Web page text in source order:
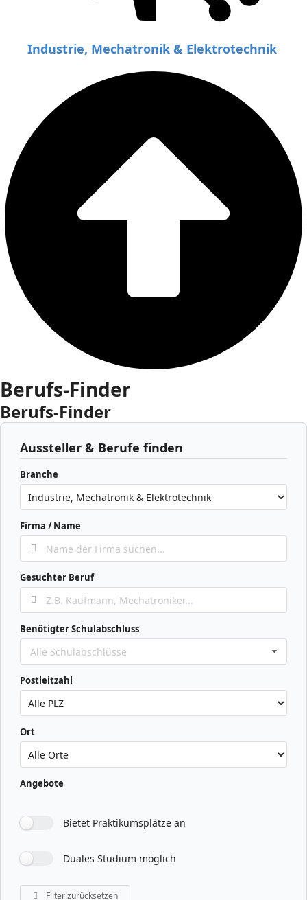
Industrie, Mechatronik & Elektrotechnik
Berufs-Finder
Berufs-Finder
Aussteller & Berufe finden
Branche
Firma / Name
Gesuchter Beruf
Benötigter Schulabschluss
Alle Schulabschlüsse
Postleitzahl
Ort
Angebote
Bietet Praktikumsplätze an
Duales Studium möglich
Filter zurücksetzen